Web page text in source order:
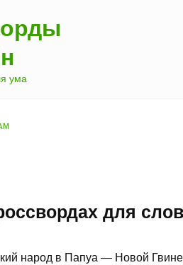
ума
для
народ в Папуа — Новой